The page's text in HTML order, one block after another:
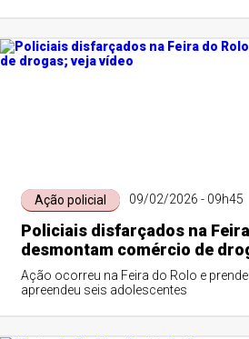
Ação policial 09/02/2026 - 09h45
Policiais disfarçados na
desmontam comércio de
Ação ocorreu na Feira do Rolo e
apreendeu seis adolescentes